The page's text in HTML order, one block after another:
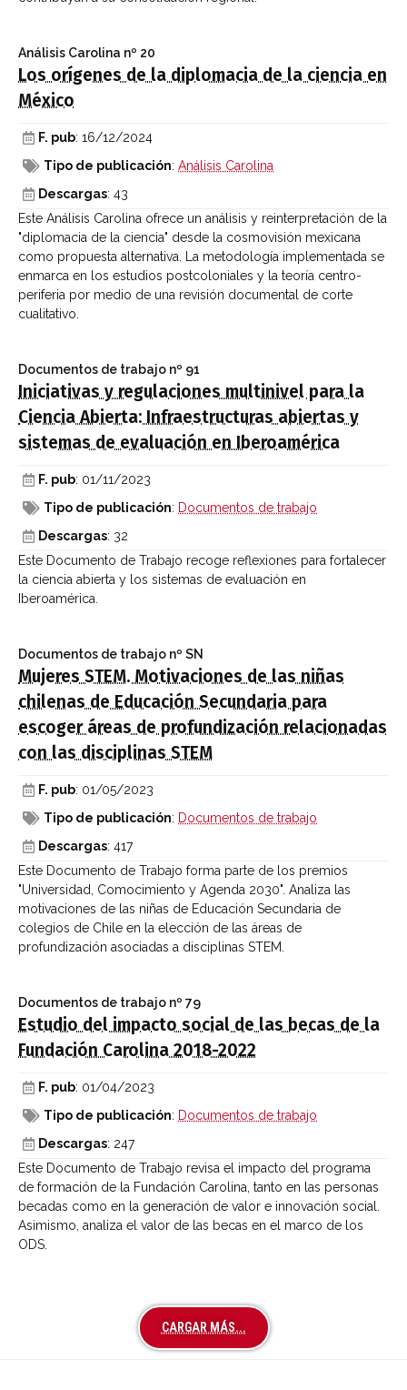
Análisis Carolina nº 20
Los orígenes de la diplomacia de la ciencia en
México
F. pub: 16/12/2024
Tipo de publicación: Análisis Carolina
Descargas: 43
Este Análisis Carolina ofrece un análisis y reinterpretación de la
"diplomacia de la ciencia" desde la cosmovisión mexicana
como propuesta alternativa. La metodología implementada se
enmarca en los estudios postcoloniales y la teoría centro-
periferia por medio de una revisión documental de corte
cualitativo.
Documentos de trabajo nº 91
Iniciativas y regulaciones multinivel para la
Ciencia Abierta: Infraestructuras abiertas y
sistemas de evaluación en Iberoamérica
F. pub: 01/11/2023
Tipo de publicación: Documentos de trabajo
Descargas: 32
Este Documento de Trabajo recoge reflexiones para fortalecer
la ciencia abierta y los sistemas de evaluación en
Iberoamérica.
Documentos de trabajo nº SN
Mujeres STEM. Motivaciones de las niñas
chilenas de Educación Secundaria para
escoger áreas de profundización relacionadas
con las disciplinas STEM
F. pub: 01/05/2023
Tipo de publicación: Documentos de trabajo
Descargas: 417
Este Documento de Trabajo forma parte de los premios
"Universidad, Comocimiento y Agenda 2030". Analiza las
motivaciones de las niñas de Educación Secundaria de
colegios de Chile en la elección de las áreas de
profundización asociadas a disciplinas STEM.
Documentos de trabajo nº 79
Estudio del impacto social de las becas de la
Fundación Carolina 2018-2022
F. pub: 01/04/2023
Tipo de publicación: Documentos de trabajo
Descargas: 247
Este Documento de Trabajo revisa el impacto del programa
de formación de la Fundación Carolina, tanto en las personas
becadas como en la generación de valor e innovación social.
Asimismo, analiza el valor de las becas en el marco de los
ODS.
CARGAR MÁS...